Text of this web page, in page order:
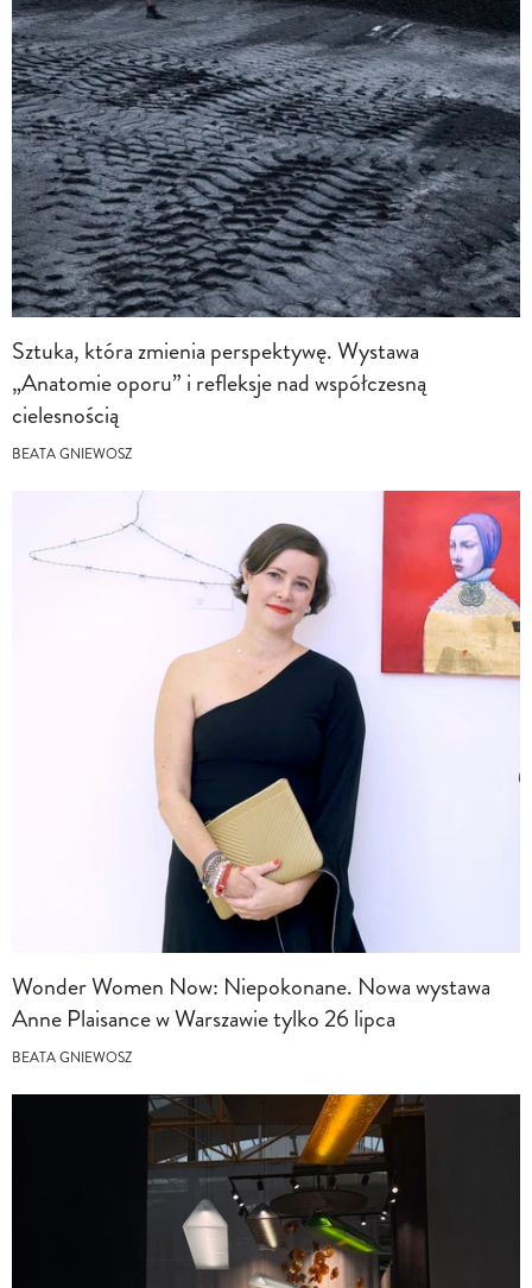
Sztuka, która zmienia perspektywę. Wystawa
„Anatomie oporu” i refleksje nad współczesną
cielesnością
BEATA GNIEWOSZ
Wonder Women Now: Niepokonane. Nowa wystawa
Anne Plaisance w Warszawie tylko 26 lipca
BEATA GNIEWOSZ